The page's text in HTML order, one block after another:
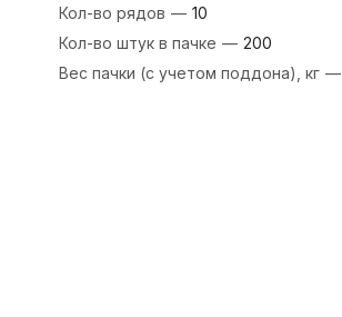
Кол-во рядов — 10
Кол-во штук в пачке — 200
Вес пачки (с учетом поддона), кг —